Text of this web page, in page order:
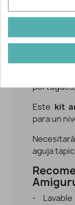
- 1,5 m. de
- 35 gr.
- Folleto
Este kit
para un
aguja
-